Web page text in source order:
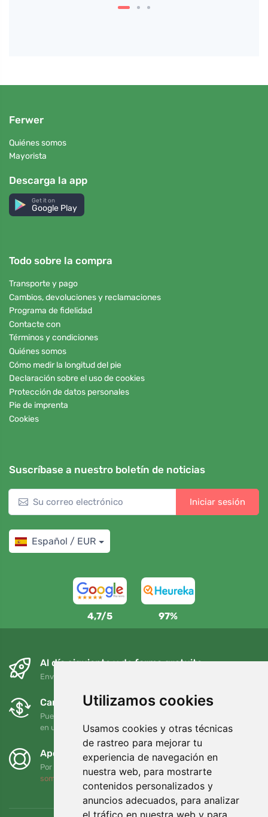
Utilizamos cookies
Usamos cookies y otras técnicas
de rastreo para mejorar tu
experiencia de navegación en
nuestra web, para mostrarte
contenidos personalizados y
anuncios adecuados, para analizar
el tráfico en nuestra web y para
Ferwer
Quiénes somos
Mayorista
Descarga la app
Get it on
Google Play
Todo sobre la compra
Transporte y pago
Cambios, devoluciones y reclamaciones
Programa de fidelidad
Contacte con
Términos y condiciones
Quiénes somos
Cómo medir la longitud del pie
Declaración sobre el uso de cookies
Protección de datos personales
Pie de imprenta
Cookies
Suscríbase a nuestro boletín de noticias
Iniciar sesión
Español / EUR
4,7/5 97%
Al día siguiente y de forma gratuita
Envío gratuito para pedidos superiores a 95 EUR
Cambios y devoluciones gratuitos
Puede devolver o cambiar su pedido en cualquier momento
en un plazo de 90 días
Apoyamos a Trees.org
Por cada pedido plantamos un árbol. Leer más
somos